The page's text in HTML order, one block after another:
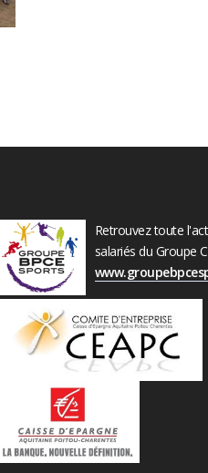
Retrouvez toute
salariés du Groupe